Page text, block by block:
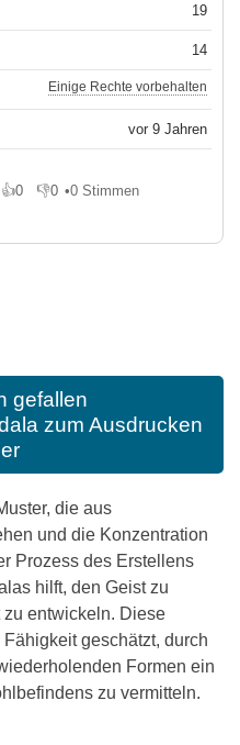
19
14
Einige Rechte vorbehalten
vor 9 Jahren
👍0
Gefällt mir
👎0
Gefällt mir nicht
•0 Stimmen
gefallen
zum Ausdrucken
die aus
und die Konzentration
Prozess des Erstellens
hilft, den Geist zu
entwickeln. Diese
geschätzt, durch
Formen ein
zu vermitteln.